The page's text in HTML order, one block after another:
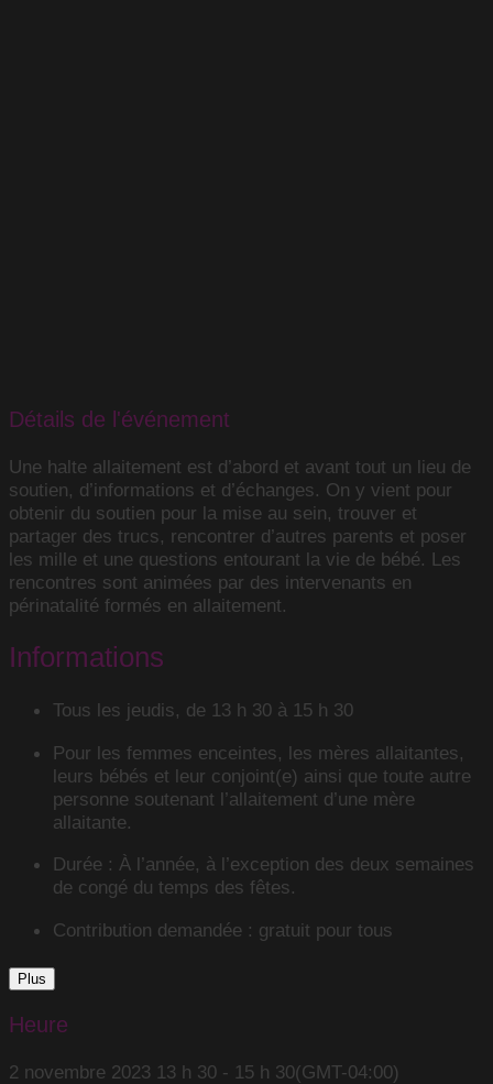
Détails de l'événement
Une halte allaitement est d’abord et avant tout un lieu de
soutien, d’informations et d’échanges. On y vient pour
obtenir du soutien pour la mise au sein, trouver et
partager des trucs, rencontrer d’autres parents et poser
les mille et une questions entourant la vie de bébé. Les
rencontres sont animées par des intervenants en
périnatalité formés en allaitement.
Informations
Tous les jeudis, de 13 h 30 à 15 h 30
Pour les femmes enceintes, les mères allaitantes,
leurs bébés et leur conjoint(e) ainsi que toute autre
personne soutenant l’allaitement d’une mère
allaitante.
Durée : À l’année, à l’exception des deux semaines
de congé du temps des fêtes.
Contribution demandée : gratuit pour tous
Plus
Heure
2 novembre 2023 13 h 30 - 15 h 30(GMT-04:00)